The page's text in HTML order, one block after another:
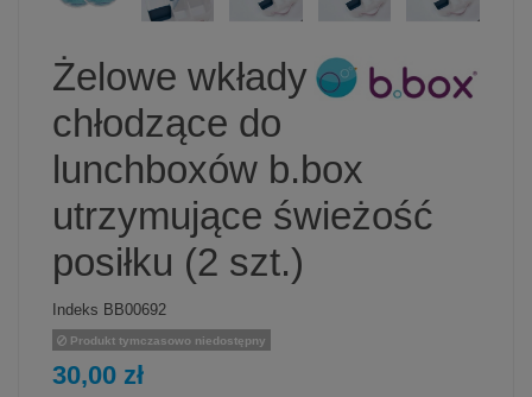
Żelowe wkłady
chłodzące do
lunchboxów b.box
utrzymujące świeżość
posiłku (2 szt.)
Indeks BB00692
Produkt tymczasowo niedostępny
30,00 zł